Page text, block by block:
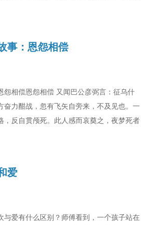
事：恩怨相偿
怨相偿恩怨相偿 又闻巴公彦弼言：征乌什
奋力酣战，忽有飞矢自旁来，不及见也。一
，反自贯颅死。此人感而哀奠之，夜梦死者
爱
与爱有什么区别？师傅看到，一个孩子站在